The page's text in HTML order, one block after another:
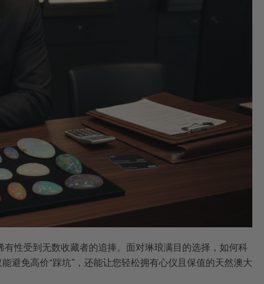
性受到无数收藏者的追捧。面对琳琅满目的选择，如何科
避免高价“踩坑”，还能让您轻松拥有心仪且保值的天然澳大